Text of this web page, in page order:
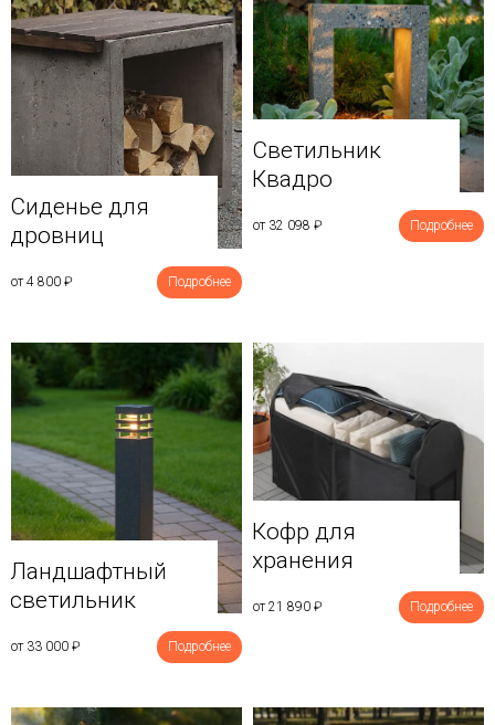
Сиденье для
дровниц
от 4 800 ₽ Подробнее
Светильник
Квадро
от 32 098 ₽ Подробнее
Ландшафтный
светильник
от 33 000 ₽ Подробнее
Кофр для
хранения
от 21 890 ₽ Подробнее